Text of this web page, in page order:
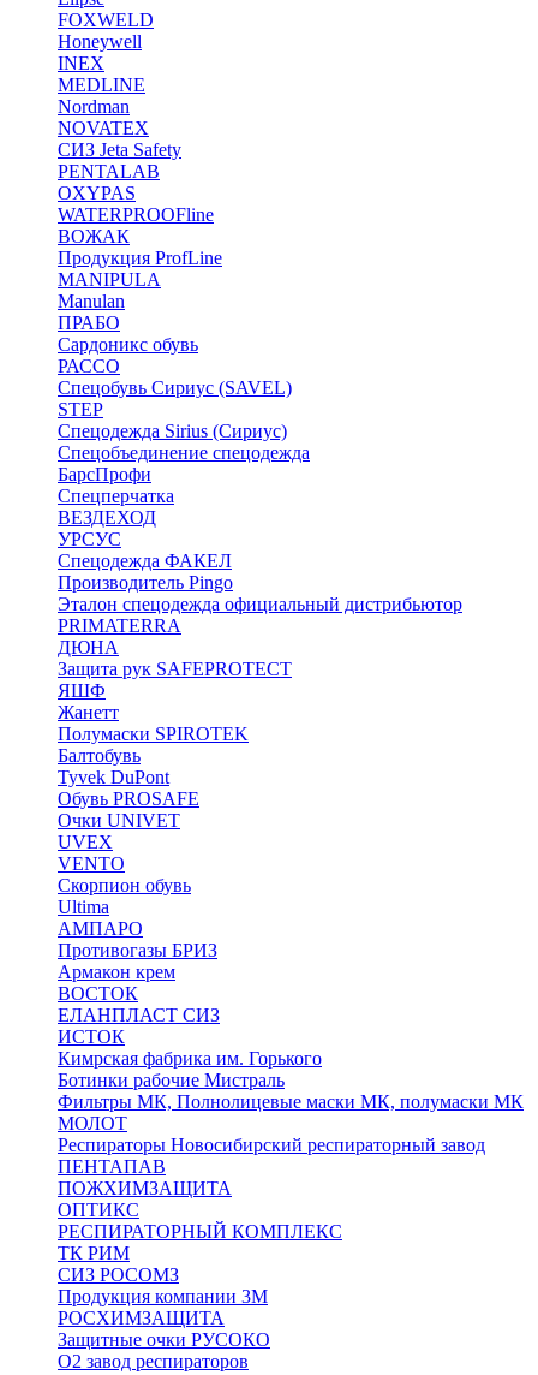
FOXWELD
Honeywell
INEX
MEDLINE
Nordman
NOVATEX
СИЗ Jeta Safety
PENTALAB
OXYPAS
WATERPROOFline
ВОЖАК
Продукция ProfLine
MANIPULA
Manulan
ПРАБО
Сардоникс обувь
РАССО
Спецобувь Сириус (SAVEL)
STEP
Спецодежда Sirius (Сириус)
Спецобъединение спецодежда
БарсПрофи
Спецперчатка
ВЕЗДЕХОД
УРСУС
Спецодежда ФАКЕЛ
Производитель Pingo
Эталон спецодежда официальный дистрибьютор
PRIMATERRA
ДЮНА
Защита рук SAFEPROTECT
ЯШФ
Жанетт
Полумаски SPIROTEK
Балтобувь
Tyvek DuPont
Обувь PROSAFE
Очки UNIVET
UVEX
VENTO
Скорпион обувь
Ultima
АМПАРО
Противогазы БРИЗ
Армакон крем
ВОСТОК
ЕЛАНПЛАСТ СИЗ
ИСТОК
Кимрская фабрика им. Горького
Ботинки рабочие Мистраль
Фильтры МК, Полнолицевые маски МК, полумаски МК
МОЛОТ
Респираторы Новосибирский респираторный завод
ПЕНТАПАВ
ПОЖХИМЗАЩИТА
ОПТИКС
РЕСПИРАТОРНЫЙ КОМПЛЕКС
ТК РИМ
СИЗ РОСОМЗ
Продукция компании 3M
РОСХИМЗАЩИТА
Защитные очки РУСОКО
О2 завод респираторов